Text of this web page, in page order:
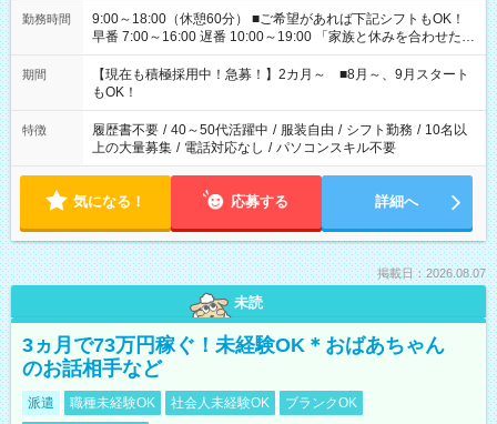
勤務時間
9:00～18:00（休憩60分） ■ご希望があれば下記シフトもOK！
早番 7:00～16:00 遅番 10:00～19:00 「家族と休みを合わせた
い」 「余裕を持って夕飯の準備がしたい」 「できれば残業はし
たくない」 など、ご希望を教えてくださいね。 ※Wワーク希望
の方へ 今ご覧のお仕事で希望する勤務時間と、もう1つのお仕事
の勤務時間。 合計で週40時間を超える場合は応募できません。
期間
【現在も積極採用中！急募！】2カ月～ ■8月～、9月スタート
もOK！
特徴 履歴書不要 / 40～50代活躍中 / 服装自由 / シフト勤務 / 10名以
上の大量募集 / 電話対応なし / パソコンスキル不要
気になる！ 応募する 詳細へ
掲載日：2026.08.07
未読
3ヵ月で73万円稼ぐ！未経験OK＊おばあちゃん
のお話相手など
派遣 職種未経験OK 社会人未経験OK
ブランクOK